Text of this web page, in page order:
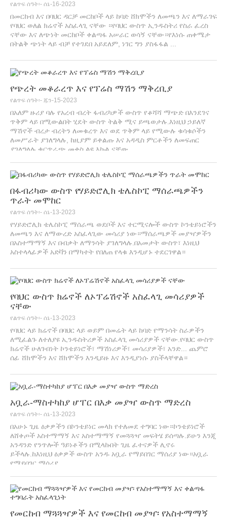
የልጥፍ ሰዓት፡- ሰኔ-16-2023
በመርከብ እና በባህር ዳርቻ መርከቦች ላይ ከባድ ሸክሞችን ለመጫን እና ለማራገፍ
የባህር ወለል ክሬኖች አስፈላጊ ናቸው ።የባህር ውስጥ ኢንዱስትሪ የስራ ፈረስ
ናቸው እና ለጭነት መርከቦች ቀልጣፋ አሠራር ወሳኝ ናቸው።የእነሱ ጠቀሜታ
በትልቅ ጭነት ላይ ብቻ የተገደበ አይደለም, ነገር ግን ያስፋፋል ...
የጭረት መቆራረጥ እና የፕሬስ ማሽን ማቅረቢያ
የልጥፍ ሰዓት፡- ጁን-15-2023
በአለም ዙሪያ ባሉ የአረብ ብረት ፋብሪካዎች ውስጥ የቆሻሻ ማጭድ በእንደገና
ጥቅም ላይ በሚውልበት ሂደት ውስጥ ትልቅ ሚና ይጫወታሉ.እነዚህ ኃይለኛ
ማሽኖች ብረታ ብረትን ለመቁረጥ እና ወደ ጥቅም ላይ የሚውሉ ቁሳቁሶችን
ለመሥራት ያገለግላሉ, ከዚያም ይቀልጡ እና አዳዲስ ምርቶችን ለመፍጠር
ያገለግላሉ.ቁርጥራጭ መቀስ ልዩ እኩል ናቸው...
በፋብሪካው ውስጥ የሃይድሮሊክ ቴሌስኮፒ ማሰራጫዎችን
ጥራት መሞከር
የልጥፍ ሰዓት፡- ሰኔ-13-2023
የሃይድሮሊክ ቴሌስኮፒ ማሰራጫ ወደቦች እና ተርሚናሎች ውስጥ ኮንቴይነሮችን
ለመጫን እና ለማውረድ አስፈላጊው መሳሪያ ነው።ማሰራጫዎች መያዣዎችን
በአስተማማኝ እና በብቃት ለማንሳት ያገለግላሉ.በአመታት ውስጥ፣ እነዚህ
አስተላላፊዎች አድቫን በማካተት የበለጠ የላቁ እንዲሆኑ ተደርገዋል።
የባህር ውስጥ ክሬኖች ለኦፕሬሽኖች አስፈላጊ መሳሪያዎች
ናቸው
የልጥፍ ሰዓት፡- ሰኔ-13-2023
የባህር ላይ ክሬኖች በባህር ላይ ወይም በመሬት ላይ ከባድ የማንሳት ስራዎችን
ለሚፈልጉ ለተለያዩ ኢንዱስትሪዎች አስፈላጊ መሳሪያዎች ናቸው.የባህር ውስጥ
ክሬኖች ሁለገብነት ኮንቴይነሮች፣ ማሽነሪዎች፣ መሳሪያዎች፣ አንድ... ጨምሮ
ሰፊ ሸክሞችን እና ሸክሞችን እንዲይዙ እና እንዲያነሱ ያስችላቸዋል።
አቧራ-ማስተካከያ ሆፐር በእቃ መያዣ ውስጥ ማድረስ
የልጥፍ ሰዓት፡- ሰኔ-13-2023
በአሁኑ ጊዜ ዕቃዎችን በኮንቴይነር መላክ የተለመደ ተግባር ነው።ኮንቴይነሮች
ለሸቀጦች አስተማማኝ እና አስተማማኝ የመጓጓዣ መፍትሄ ይሰጣሉ.ይሁን እንጂ
አንዳንድ የንጥሎች ዓይነቶችን በሚላኩበት ጊዜ ፈተናዎች ሊኖሩ
ይችላሉ.ከእነዚህ ዕቃዎች ውስጥ አንዱ አቧራ የማይበገር ማሰሪያ ነው።አቧራ
የማይበገር ማሰሪያ...
የመርከብ ማጓጓዣዎች እና የመርከብ መያዣ፡ የአስተማማኝ